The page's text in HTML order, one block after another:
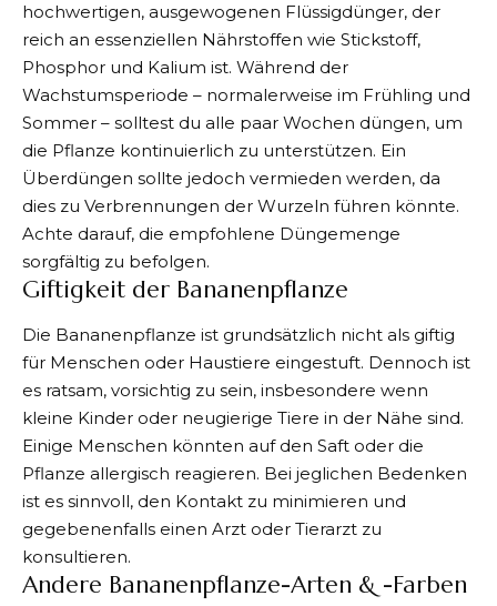
hochwertigen, ausgewogenen Flüssigdünger, der
reich an essenziellen Nährstoffen wie Stickstoff,
Phosphor und Kalium ist. Während der
Wachstumsperiode – normalerweise im Frühling und
Sommer – solltest du alle paar Wochen düngen, um
die Pflanze kontinuierlich zu unterstützen. Ein
Überdüngen sollte jedoch vermieden werden, da
dies zu Verbrennungen der Wurzeln führen könnte.
Achte darauf, die empfohlene Düngemenge
sorgfältig zu befolgen.
Giftigkeit der Bananenpflanze
Die Bananenpflanze ist grundsätzlich nicht als giftig
für Menschen oder Haustiere eingestuft. Dennoch ist
es ratsam, vorsichtig zu sein, insbesondere wenn
kleine Kinder oder neugierige Tiere in der Nähe sind.
Einige Menschen könnten auf den Saft oder die
Pflanze allergisch reagieren. Bei jeglichen Bedenken
ist es sinnvoll, den Kontakt zu minimieren und
gegebenenfalls einen Arzt oder Tierarzt zu
konsultieren.
Andere Bananenpflanze-Arten & -Farben